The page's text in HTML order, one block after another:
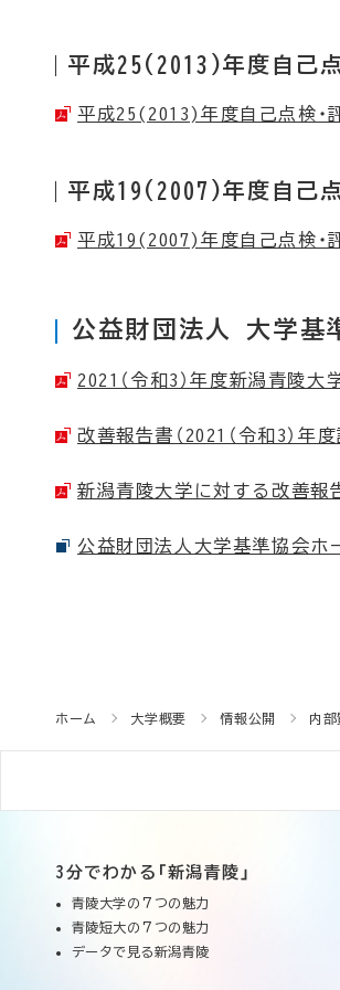
平成25(2013)年度自己
平成25(2013)年度自己点検・評
平成19(2007)年度自己
平成19(2007)年度自己点検・評
公益財団法人 大学基
2021（令和3）年度新潟青陵大
改善報告書（2021（令和3）年度
新潟青陵大学に対する改善報
公益財団法人大学基準協会ホ
ホーム 大学概要 情報公開 内
3分でわかる「新潟青陵」
青陵大学の７つの魅力
青陵短大の７つの魅力
データで見る新潟青陵